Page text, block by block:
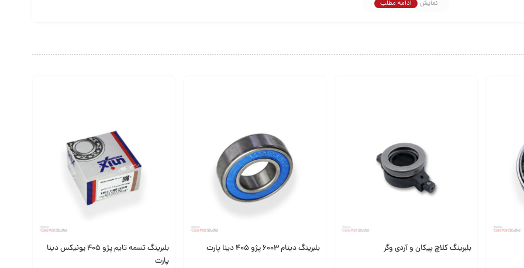
بلبرینگ چرخ جلو پژو 405 هرینگتون یک قطعه کاربردی و ضروری برای حفظ نرمی حرکت، کاهش صدا و افزایش عمر سیستم چرخ خودرو است. اگر به‌دنبال خریدی مطمئن برای خودروی پژو 405 خود هستید، این محصول می‌تواند
به شما کمک می‌کند با خیال راحت‌تر از خودروی خود استفاده کنید.
نمایش ادامه مطلب
بلبرینگ کلاچ پیکان و آردی وگر بلبرینگ دینام 6003 پژو 405 دینا پارت
بلبرینگ تسمه تایم پژو 405 یونیکس دینا
پارت